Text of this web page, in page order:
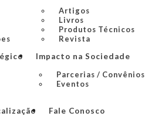
Artigos
Livros
Produtos Técnicos
Revista
Impacto na Sociedade
Parcerias / Convênios
Eventos
Fale Conosco